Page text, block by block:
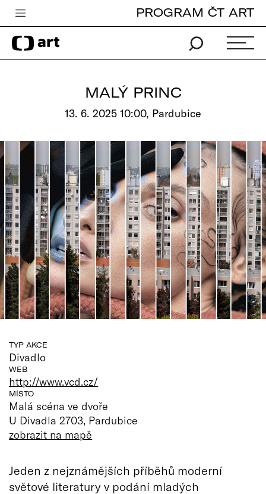
Česká televize
Zpravodajství
Pro děti
edu
Vše o ČT
PROGRAM ČT ART
MALÝ PRINC
13. 6. 2025 10:00, Pardubice
TYP AKCE
Divadlo
WEB
http://www.vcd.cz/
MÍSTO
Malá scéna ve dvoře
U Divadla 2703, Pardubice
zobrazit na mapě
Jeden z nejznámějších příběhů moderní
světové literatury v podání mladých